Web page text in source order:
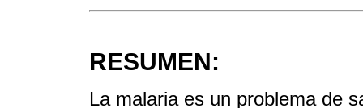
RESUMEN:
La malaria es un problema de